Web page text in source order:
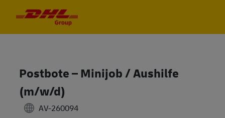
Postbote – Minijob / Aushilfe
(m/w/d)
AV-260094